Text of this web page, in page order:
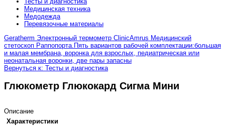
Медицинская техника
Медодежда
Перевязочные материалы
Geratherm Электронный термометр ClinicAmrus Медицинский
стетоскоп Раппопорта.Пять вариантов рабочей комплектации:большая
и малая мембрана, воронка для взрослых, педиатрическая или
неонатальная воронки, две пары запасны
Вернуться к: Тесты и диагностика
Глюкометр Глюкокард Сигма Мини
Описание
Характеристики